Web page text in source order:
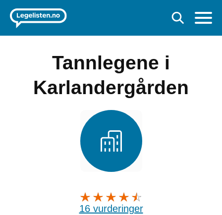
Tannlegene i
Karlandergården
16 vurderinger